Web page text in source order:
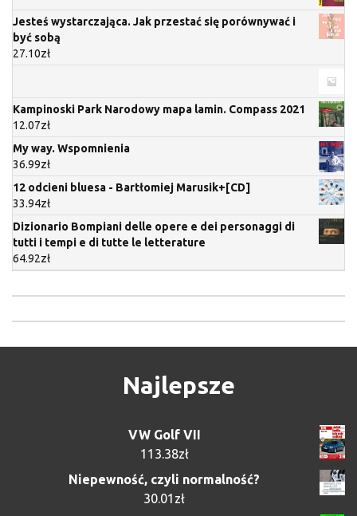
Jesteś wystarczająca. Jak przestać się porównywać i
być sobą
27.10zł
Kampinoski Park Narodowy mapa lamin. Compass 2021
12.07zł
My way. Wspomnienia
36.99zł
12 odcieni bluesa - Bartłomiej Marusik+[CD]
33.94zł
Dizionario Bompiani delle opere e dei personaggi di
tutti i tempi e di tutte le letterature
64.92zł
Najlepsze
VW Golf VII
113.38zł
Niepewność, czyli normalność?
30.01 zł